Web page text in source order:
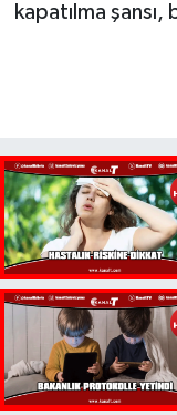
kapatılma